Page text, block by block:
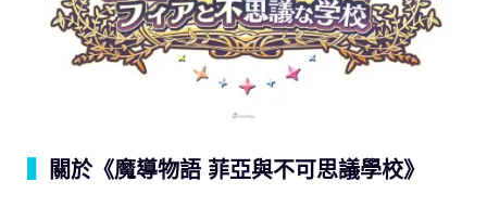
關於《魔導物語 菲亞與不可思議學校》